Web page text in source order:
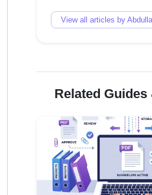
View all articles by
Related